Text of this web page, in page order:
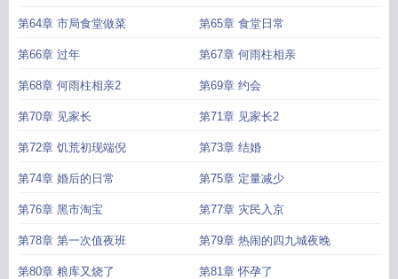
第64章 市局食堂做菜 第65章 食堂日常
第66章 过年 第67章 何雨柱相亲
第68章 何雨柱相亲2 第69章 约会
第70章 见家长 第71章 见家长2
第72章 饥荒初现端倪 第73章 结婚
第74章 婚后的日常 第75章 定量减少
第76章 黑市淘宝 第77章 灾民入京
第78章 第一次值夜班 第79章 热闹的四九城夜晚
第80章 粮库又烧了 第81章 怀孕了